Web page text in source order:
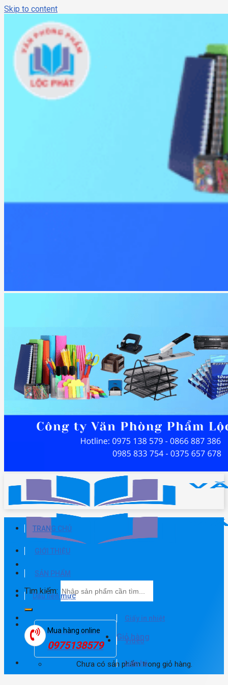
Skip to content
Tìm kiếm:
Mua hàng online
0975138579
Giỏ hàng
Chưa có sản phẩm trong giỏ hàng.
TRANG CHỦ
GIỚI THIỆU
SẢN PHẨM
Dấu liền mực
Giấy in nhiệt
Video
Liên hệ